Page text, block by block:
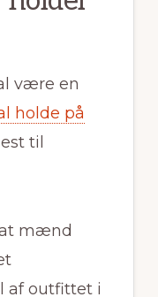
være en
holde på
til
at mænd
af outfittet i